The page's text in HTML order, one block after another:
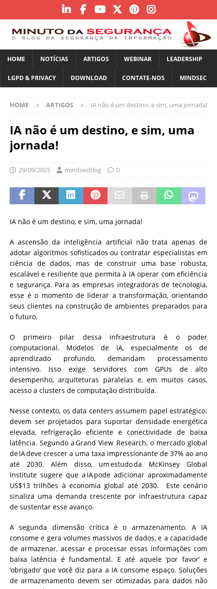
HOME NOTÍCIAS ARTIGOS WEBINAR LEADERSHIP
LGPD & PRIVACY DOWNLOAD CONTATE-NOS MINDSEC
HOME ARTIGOS IA não é um destino, e sim, uma jornada!
IA não é um destino, e sim, uma
jornada!
29/09/2025 mindsecblog 0
IA não é um destino, e sim, uma jornada!
A ascensão da inteligência artificial não trata apenas de
adotar algoritmos sofisticados ou contratar especialistas em
ciência de dados, mas de construir uma base robusta,
escalável e resiliente que permita à IA operar com eficiência
e segurança. Para as empresas integradoras de tecnologia,
esse é o momento de liderar a transformação, orientando
seus clientes na construção de ambientes preparados para
o futuro.
O primeiro pilar dessa infraestrutura é o poder
computacional. Modelos de IA, especialmente os de
aprendizado profundo, demandam processamento
intensivo. Isso exige servidores com GPUs de alto
desempenho, arquiteturas paralelas e, em muitos casos,
acesso a clusters de computação distribuída.
Nesse contexto, os data centers assumem papel estratégico:
devem ser projetados para suportar densidade energética
elevada, refrigeração eficiente e conectividade de baixa
latência. Segundo a Grand View Research, o mercado global
de IA deve crescer a uma taxa impressionante de 37% ao ano
até 2030. Além disso, um estudo da McKinsey Global
Institute sugere que a IA pode adicionar aproximadamente
US$13 trilhões à economia global até 2030. Este cenário
sinaliza uma demanda crescente por infraestrutura capaz
de sustentar esse avanço.
A segunda dimensão crítica é o armazenamento. A IA
consome e gera volumes massivos de dados, e a capacidade
de armazenar, acessar e processar essas informações com
baixa latência é fundamental. E até aquele ‘por favor’ e
‘obrigado’ que você diz para a IA consome espaço. Soluções
de armazenamento devem ser otimizadas para dados não